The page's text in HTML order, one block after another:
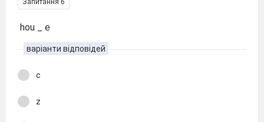
Запитання 6
hou _ e
варіанти відповідей
c
z